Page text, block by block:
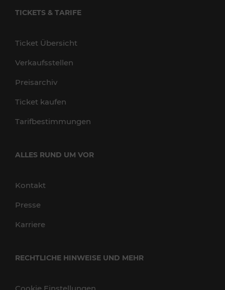
TICKETS & TARIFE
Ticket Übersicht
Verkaufsstellen
Preisarchiv
Ticket kaufen
Tarifbestimmungen
ALLES RUND UM VOR
Kontakt
Presse
Karriere
RECHTLICHE HINWEISE UND MEHR